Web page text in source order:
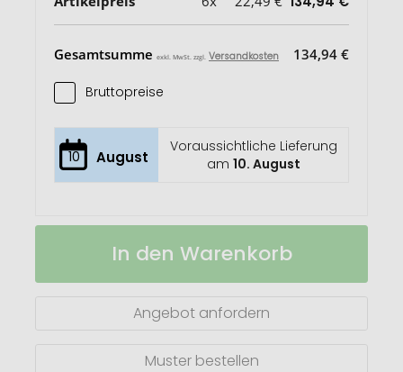
Gesamtsumme exkl. MwSt. zzgl. Versandkosten 134,94 €
Bruttopreise
10 August
Voraussichtliche Lieferung
am 10. August
Impact
Kühltasche
Auf
In den Warenkorb
Angebot anfordern
Muster bestellen